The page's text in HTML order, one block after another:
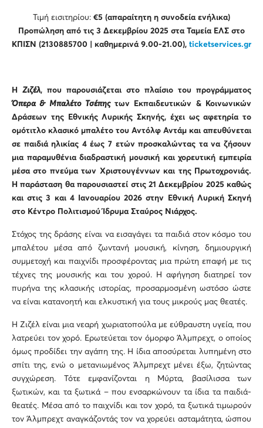
Τιμή εισιτηρίου: €5 (απαραίτητη η συνοδεία ενήλικα)
Προπώληση από τις 3 Δεκεμβρίου 2025 στα Ταμεία ΕΛΣ στο
ΚΠΙΣΝ (2130885700 | καθημερινά 9.00-21.00), ticketservices.gr
Η Ζιζέλ, που παρουσιάζεται στο πλαίσιο του προγράμματος
Όπερα & Μπαλέτο Τσέπηςτων Εκπαιδευτικών & Κοινωνικών
Δράσεων της Εθνικής Λυρικής Σκηνής, έχει ως αφετηρία το
ομότιτλο κλασικό μπαλέτο του Αντόλφ Αντάμ και απευθύνεται
σε παιδιά ηλικίας 4 έως 7 ετών προσκαλώντας τα να ζήσουν
μια παραμυθένιαδιαδραστική μουσική και χορευτική εμπειρία
μέσα στο πνεύμα των Χριστουγέννων και της Πρωτοχρονιάς.
Η παράσταση θα παρουσιαστεί στις 21 Δεκεμβρίου 2025 καθώς
και στις3 και 4 Ιανουαρίου 2026 στην Εθνική Λυρική Σκηνή
στο Κέντρο Πολιτισμού Ίδρυμα Σταύρος Νιάρχος.
Στόχος της δράσης είναι να εισαγάγει τα παιδιά στον κόσμο του
μπαλέτου μέσα από ζωντανή μουσική, κίνηση, δημιουργική
συμμετοχή και παιχνίδι προσφέροντας μια πρώτη επαφή με τις
τέχνες της μουσικής και του χορού. Η αφήγηση διατηρεί τον
πυρήνα της κλασικής ιστορίας, προσαρμοσμένη ωστόσο ώστε
να είναι κατανοητή και ελκυστική για τους μικρούς μας θεατές.
Η Ζιζέλ είναι μια νεαρή χωριατοπούλα με εύθραυστη υγεία, που
λατρεύει τον χορό. Ερωτεύεται τον όμορφο Άλμπρεχτ, ο οποίος
όμως προδίδει την αγάπη της. Η ίδια αποσύρεται λυπημένη στο
σπίτι της, ενώ ο μετανιωμένος Άλμπρεχτ μένει έξω, ζητώντας
συγχώρεση. Τότε εμφανίζονται η Μύρτα, βασίλισσα των
ξωτικών, και τα ξωτικά – που ενσαρκώνουν τα ίδια τα παιδιά-
θεατές. Μέσα από το παιχνίδι και τον χορό, τα ξωτικά τιμωρούν
τον Άλμπρεχτ αναγκάζοντάς τον να χορεύει ασταμάτητα, ώσπου